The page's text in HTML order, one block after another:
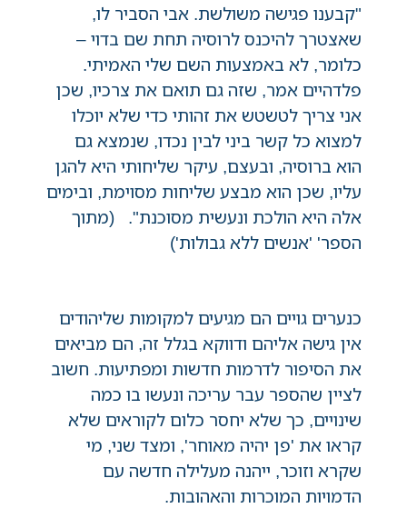
"קבענו פגישה משולשת. אבי הסביר לו,
שאצטרך להיכנס לרוסיה תחת שם בדוי –
כלומר, לא באמצעות השם שלי האמיתי.
פלדהיים אמר, שזה גם תואם את צרכיו, שכן
אני צריך לטשטש את זהותי כדי שלא יוכלו
למצוא כל קשר ביני לבין נכדו, שנמצא גם
הוא ברוסיה, ובעצם, עיקר שליחותי היא להגן
עליו, שכן הוא מבצע שליחות מסוימת, ובימים
אלה היא הולכת ונעשית מסוכנת". (מתוך
הספר' 'אנשים ללא גבולות')
כנערים גויים הם מגיעים למקומות שליהודים
אין גישה אליהם ודווקא בגלל זה, הם מביאים
את הסיפור לדרמות חדשות ומפתיעות. חשוב
לציין שהספר עבר עריכה ונעשו בו כמה
שינויים, כך שלא יחסר כלום לקוראים שלא
קראו את 'פן יהיה מאוחר', ומצד שני, מי
שקרא וזוכר, ייהנה מעלילה חדשה עם
הדמויות המוכרות והאהובות.